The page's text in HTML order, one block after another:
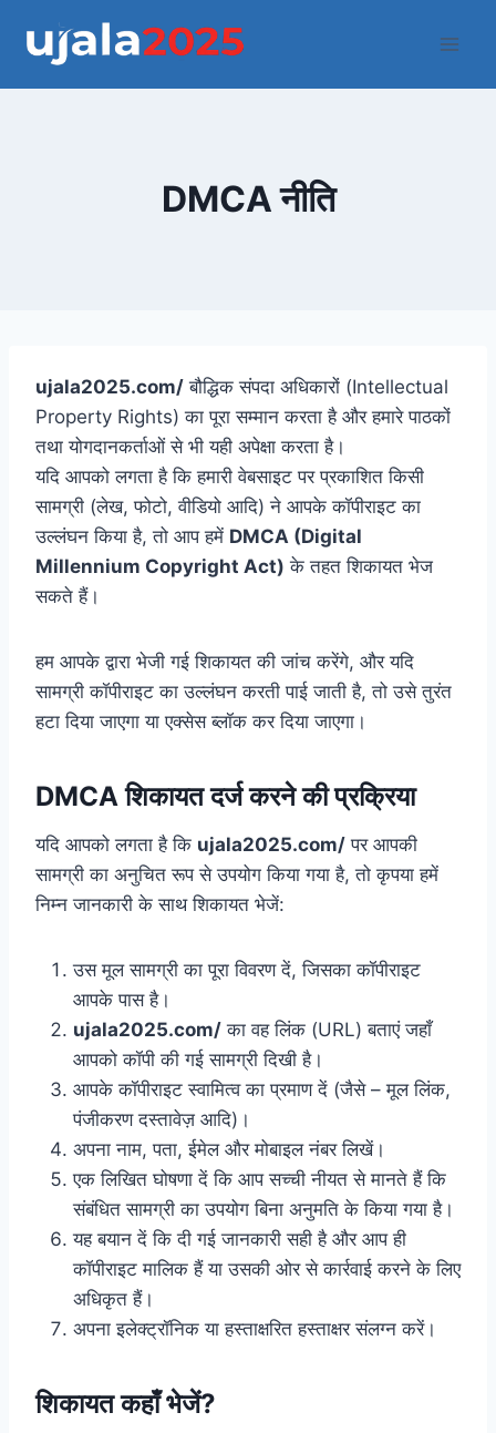
DMCA नीति
ujala2025.com/ बौद्धिक संपदा अधिकारों (Intellectual
Property Rights) का पूरा सम्मान करता है और हमारे पाठकों
तथा योगदानकर्ताओं से भी यही अपेक्षा करता है।
यदि आपको लगता है कि हमारी वेबसाइट पर प्रकाशित किसी
सामग्री (लेख, फोटो, वीडियो आदि) ने आपके कॉपीराइट का
उल्लंघन किया है, तो आप हमें DMCA (Digital
Millennium Copyright Act) के तहत शिकायत भेज
सकते हैं।
हम आपके द्वारा भेजी गई शिकायत की जांच करेंगे, और यदि
सामग्री कॉपीराइट का उल्लंघन करती पाई जाती है, तो उसे तुरंत
हटा दिया जाएगा या एक्सेस ब्लॉक कर दिया जाएगा।
DMCA शिकायत दर्ज करने की प्रक्रिया
यदि आपको लगता है कि ujala2025.com/ पर आपकी
सामग्री का अनुचित रूप से उपयोग किया गया है, तो कृपया हमें
निम्न जानकारी के साथ शिकायत भेजें:
उस मूल सामग्री का पूरा विवरण दें, जिसका कॉपीराइट
आपके पास है।
ujala2025.com/ का वह लिंक (URL) बताएं जहाँ
आपको कॉपी की गई सामग्री दिखी है।
आपके कॉपीराइट स्वामित्व का प्रमाण दें (जैसे – मूल लिंक,
पंजीकरण दस्तावेज़ आदि)।
अपना नाम, पता, ईमेल और मोबाइल नंबर लिखें।
एक लिखित घोषणा दें कि आप सच्ची नीयत से मानते हैं कि
संबंधित सामग्री का उपयोग बिना अनुमति के किया गया है।
यह बयान दें कि दी गई जानकारी सही है और आप ही
कॉपीराइट मालिक हैं या उसकी ओर से कार्रवाई करने के लिए
अधिकृत हैं।
अपना इलेक्ट्रॉनिक या हस्ताक्षरित हस्ताक्षर संलग्न करें।
शिकायत कहाँ भेजें?